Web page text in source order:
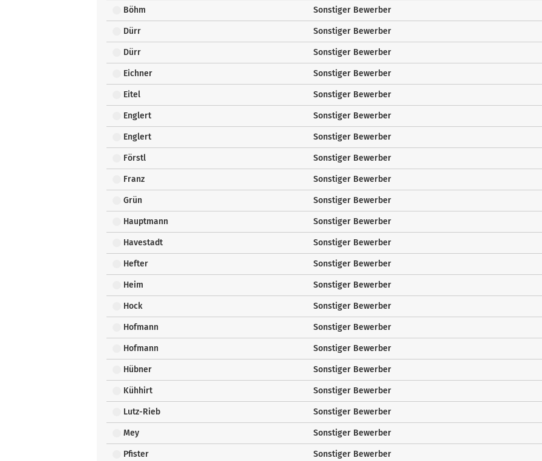
Böhm Sonstiger Bewerber
Dürr Sonstiger Bewerber
Dürr Sonstiger Bewerber
Eichner Sonstiger Bewerber
Eitel Sonstiger Bewerber
Englert Sonstiger Bewerber
Englert Sonstiger Bewerber
Förstl Sonstiger Bewerber
Franz Sonstiger Bewerber
Grün Sonstiger Bewerber
Hauptmann Sonstiger Bewerber
Havestadt Sonstiger Bewerber
Hefter Sonstiger Bewerber
Heim Sonstiger Bewerber
Hock Sonstiger Bewerber
Hofmann Sonstiger Bewerber
Hofmann Sonstiger Bewerber
Hübner Sonstiger Bewerber
Kühhirt Sonstiger Bewerber
Lutz-Rieb Sonstiger Bewerber
Mey Sonstiger Bewerber
Pfister Sonstiger Bewerber